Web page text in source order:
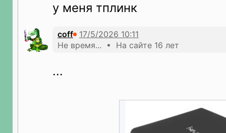
у меня тплинк
coff
Не время... • На сайте 16 лет
...